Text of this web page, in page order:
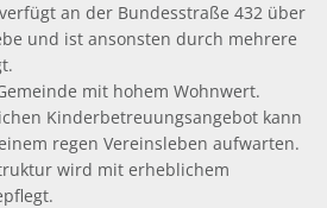
an der Bundesstraße 432 über
und ist ansonsten durch mehrere
mit hohem Wohnwert.
Kinderbetreuungsangebot kann
regen Vereinsleben aufwarten.
wird mit erheblichem